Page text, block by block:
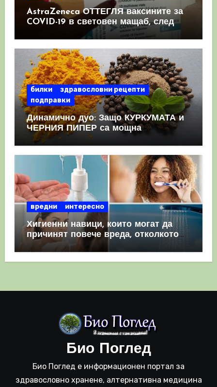
AstraZeneca ОТТЕГЛЯ ваксините за
COVID-19 в световен мащаб, след
като призна, че те причиняват
КРЪВНИ съсиреци
билки
здравословни рецепти
подправки
Динамично дуо: Защо КУРКУМАТА и
ЧЕРНИЯ ПИПЕР са мощна
комбинация
вредни интересно
Хигиенни навици, които могат да
причинят повече вреда, отколкото
полза
Био Поглед
Био Поглед е информационен портал за
здравословно хранене, алтернативна медицина